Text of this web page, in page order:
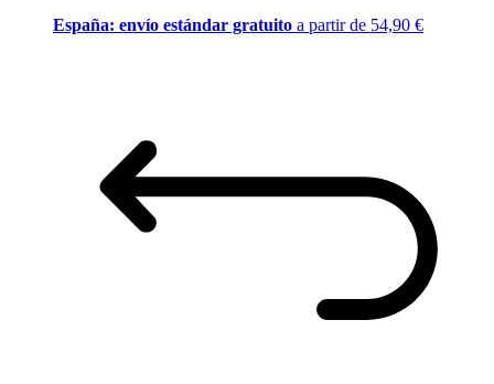
España: envío estándar gratuito a partir de 54,90 €